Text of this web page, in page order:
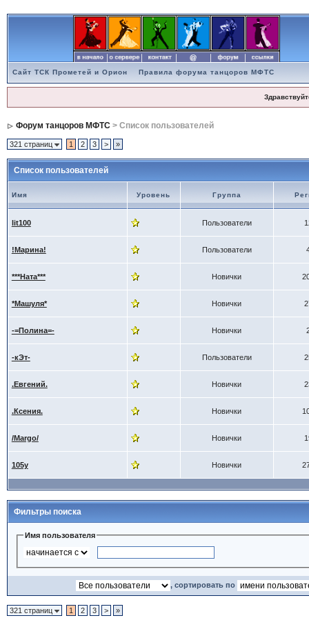
Сайт ТСК Прометей и Орион Правила форума танцоров МФТС
Форум танцоров МФТС> Список пользователей
321 страниц 1 2 3 > »
Список пользователей
Имя Уровень Группа
lit100 Пользователи
!Марина! Пользователи
***Ната*** Новички
*Машуля* Новички
-=Полина=- Новички
-кЭт- Пользователи
.Евгений. Новички
.Ксения. Новички
/Margo/ Новички
105y Новички
Фильтры поиска
Имя пользователя
, сортировать по
321 страниц 1 2 3 > »